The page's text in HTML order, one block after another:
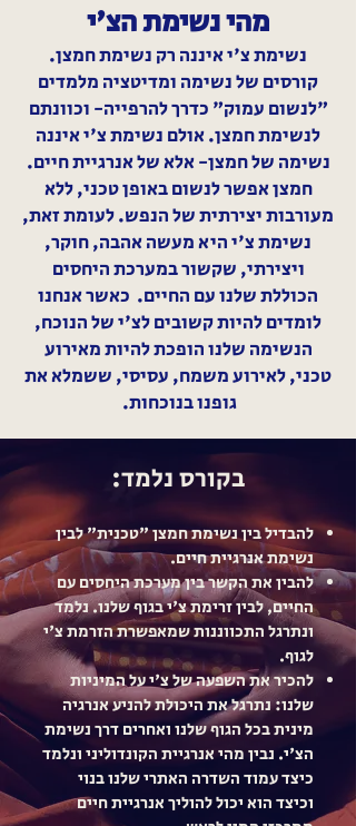
מהי נשימת הצ'י
נשימת צ'י איננה רק נשימת חמצן.
קורסים של נשימה ומדיטציה מלמדים
"לנשום עמוק" כדרך להרפייה- וכוונתם
לנשימת חמצן. אולם נשימת צ'י איננה
נשימה של חמצן- אלא של אנרגיית חיים.
חמצן אפשר לנשום באופן טכני, ללא
מעורבות יצירתית של הנפש. לעומת זאת,
נשימת צ'י היא מעשה אהבה, חוקר,
ויצירתי, שקשור במערכת היחסים
הכוללת שלנו עם החיים. כאשר אנחנו
לומדים להיות קשובים לצ'י של הנוכח,
הנשימה שלנו הופכת להיות מאירוע
טכני, לאירוע משמח, עסיסי, ששמלא את
גופנו בנוכחות.
בקורס נלמד:
להבדיל בין נשימת חמצן "טכנית" לבין
נשימת אנרגיית חיים.
להבין את הקשר בין מערכת היחסים עם
החיים, לבין זרימת צ'י בגוף שלנו. נלמד
ונתרגל התכווננות שמאפשרת הזרמת צ'י
לגוף.
להכיר את השפעה של צ'י על המיניות
שלנו: נתרגל את היכולת להניע אנרגיה
מינית בכל הגוף שלנו ואחרים דרך נשימת
הצ'י. נבין מהי אנרגיית הקונדוליני ונלמד
כיצד עמוד השדרה האתרי שלנו בנוי
וכיצד הוא יכול להוליך אנרגיית חיים